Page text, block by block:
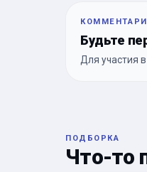
Будьте
Для участия
ПОДБОРКА
Что-то